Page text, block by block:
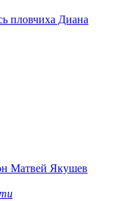
пловчиха Диана
Матвей Якушев